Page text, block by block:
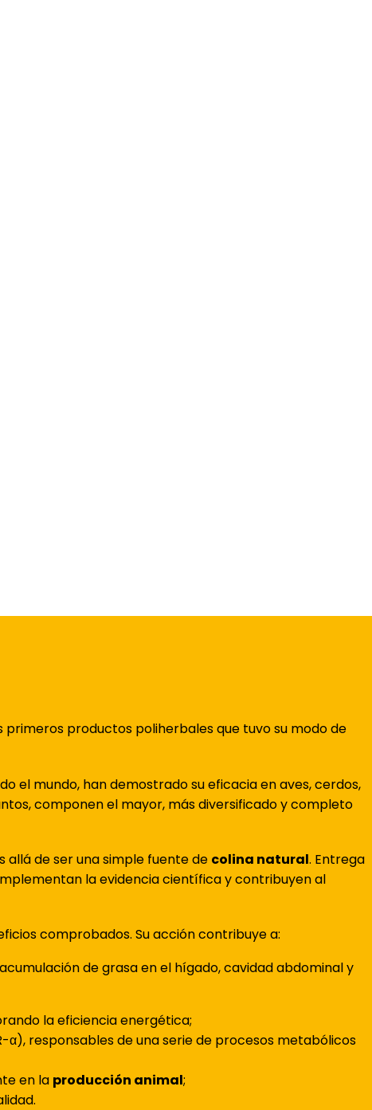
primeros productos poliherbales que tuvo su modo de
el mundo, han demostrado su eficacia en aves, cerdos,
componen el mayor, más diversificado y completo
allá de ser una simple fuente de colina natural. Entrega
la evidencia científica y contribuyen al
comprobados. Su acción contribuye a:
de grasa en el hígado, cavidad abdominal y
la eficiencia energética;
responsables de una serie de procesos metabólicos
en la producción animal;